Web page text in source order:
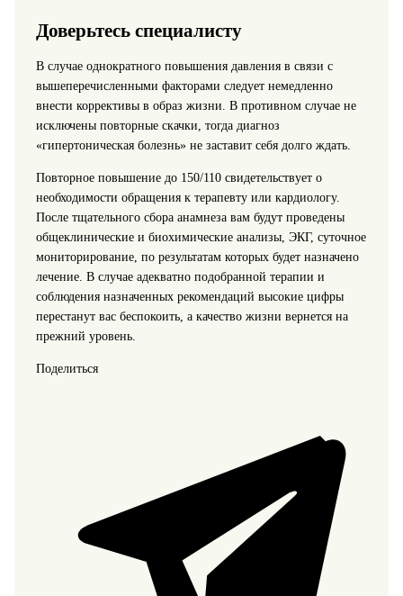
Доверьтесь специалисту
В случае однократного повышения давления в связи с
вышеперечисленными факторами следует немедленно
внести коррективы в образ жизни. В противном случае не
исключены повторные скачки, тогда диагноз
«гипертоническая болезнь» не заставит себя долго ждать.
Повторное повышение до 150/110 свидетельствует о
необходимости обращения к терапевту или кардиологу.
После тщательного сбора анамнеза вам будут проведены
общеклинические и биохимические анализы, ЭКГ, суточное
мониторирование, по результатам которых будет назначено
лечение. В случае адекватно подобранной терапии и
соблюдения назначенных рекомендаций высокие цифры
перестанут вас беспокоить, а качество жизни вернется на
прежний уровень.
Поделиться